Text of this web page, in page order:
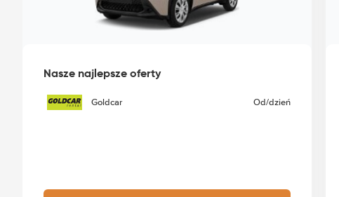
Nasze najlepsze oferty
Goldcar Od/dzień